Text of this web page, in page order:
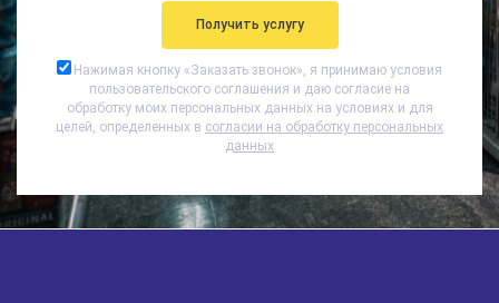
Нажимая кнопку «Заказать звонок», я принимаю условия
пользовательского соглашения и даю согласие на
обработку моих персональных данных на условиях и для
целей, определенных в согласии на обработку персональных
данных